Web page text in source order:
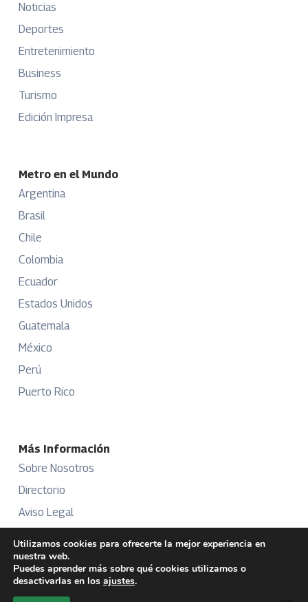
Noticias
Deportes
Entretenimiento
Business
Turismo
Edición Impresa
Metro en el Mundo
Argentina
Brasil
Chile
Colombia
Ecuador
Estados Unidos
Guatemala
México
Perú
Puerto Rico
Más Información
Sobre Nosotros
Directorio
Aviso Legal
Publicidad
Utilizamos cookies para ofrecerte la mejor experiencia en
nuestra web.
Puedes aprender más sobre qué cookies utilizamos o
desactivarlas en los ajustes.